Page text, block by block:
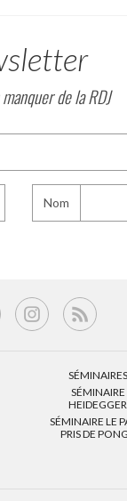
de la RDJ
Nom
SÉMINAIRES
SÉMINAIRE
HEIDEGGER
SÉMINAIRE LE
PRIS DE